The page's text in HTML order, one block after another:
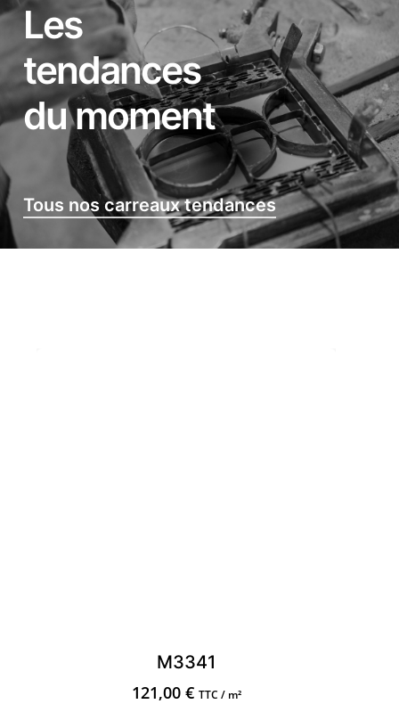
Les
tendances
du moment
Tous nos carreaux tendances
M3341
121,00 € TTC / m²